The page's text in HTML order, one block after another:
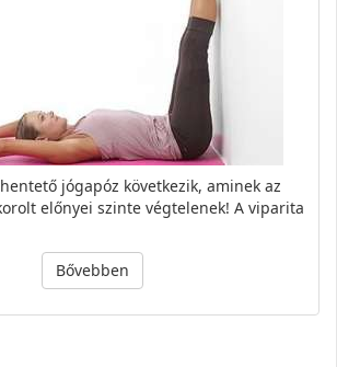
jógapóz következik, aminek az
előnyei szinte végtelenek! A viparita
Bővebben